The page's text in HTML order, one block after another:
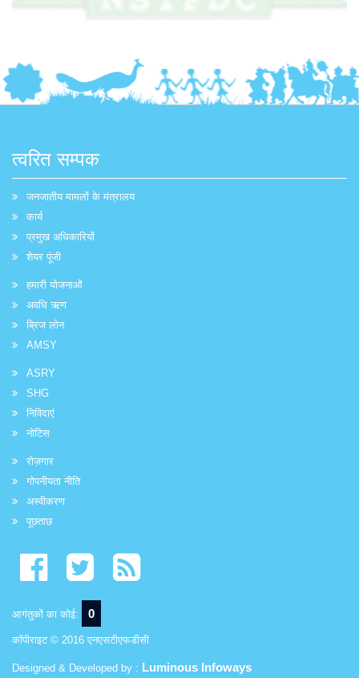
त्वरित सम्पक
जनजातीय मामलों के मंत्रालय
कार्य
प्रमुख अधिकारियों
शेयर पूंजी
हमारी योजनाओं
अवधि ऋण
ब्रिज लोन
AMSY
ASRY
SHG
निविदाएं
नोटिस
रोज़गार
गोपनीयता नीति
अस्वीकरण
पूछताछ
आगंतुकों का कोई: 0
कॉपीराइट © 2016 एनएसटीएफडीसी
Designed & Developed by : Luminous Infoways